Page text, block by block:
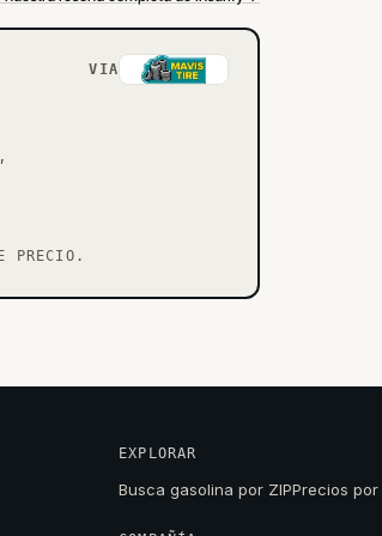
VIA
PRECIO.
EXPLORAR
Busca gasolina por ZIPPrecios por